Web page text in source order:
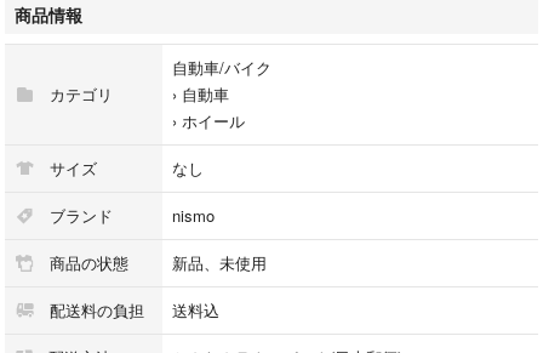
商品情報
カテゴリ
自動車/バイク
› 自動車
› ホイール
サイズ なし
ブランド nismo
商品の状態 新品、未使用
配送料の負担 送料込